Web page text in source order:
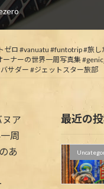
ゼロ #vanuatu #funtotrip #旅
ナーの世界一周写真集
サダー #ジェットスター旅部
最近の